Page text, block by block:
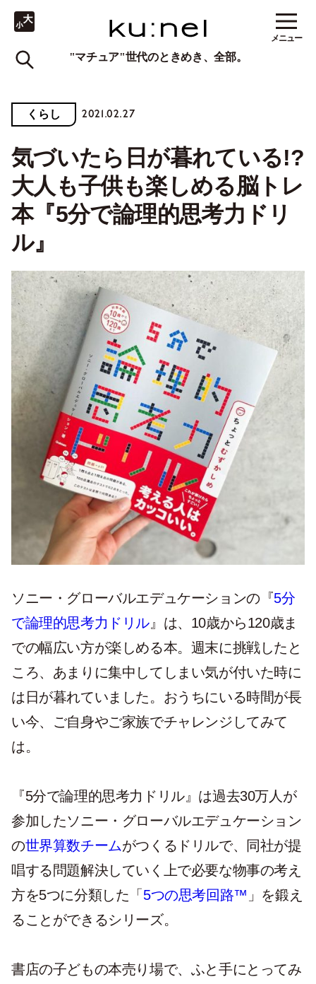
"マチュア"世代のときめき、全部。
メニュー
くらし 2021.02.27
気づいたら日が暮れている!?
大人も子供も楽しめる脳トレ
本『5分で論理的思考力ドリ
ル』
ソニー・グローバルエデュケーションの『5分
で論理的思考力ドリル 』は、10歳から120歳ま
での幅広い方が楽しめる本。週末に挑戦したと
ころ、あまりに集中してしまい気が付いた時に
は日が暮れていました。おうちにいる時間が長
い今、ご自身やご家族でチャレンジしてみて
は。
『5分で論理的思考力ドリル』は過去30万人が
参加したソニー・グローバルエデュケーション
の世界算数チームがつくるドリルで、同社が提
唱する問題解決していく上で必要な物事の考え
方を5つに分類した「 5つの思考回路™️ 」を鍛え
ることができるシリーズ。
書店の子どもの本売り場で、ふと手にとってみ